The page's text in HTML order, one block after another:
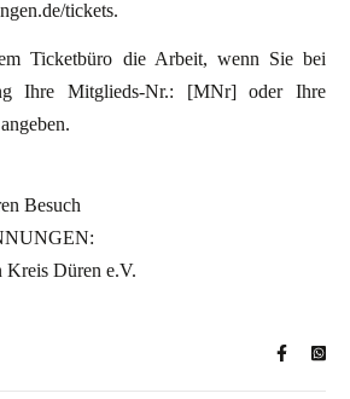
tickets.
Ticketbüro die Arbeit, wenn Sie bei
Ihre Mitglieds-Nr.: [MNr] oder Ihre
Besuch
Kreis Düren e.V.